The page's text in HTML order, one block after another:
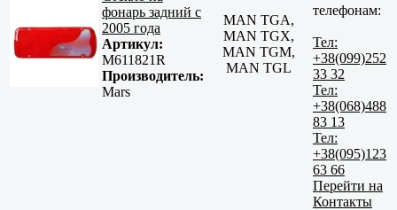
фонарь задний с
2005 года
Артикул:
M611821R
Производитель:
Mars
MAN TGA,
MAN TGX,
MAN TGM,
MAN TGL
телефонам:
Тел:
+38(099)252
33 32
Тел:
+38(068)488
83 13
Тел:
+38(095)123
63 66
Перейти на
Контакты